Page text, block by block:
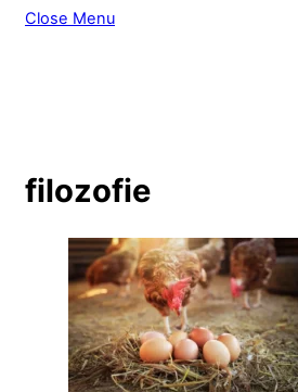
Close Menu
filozofie